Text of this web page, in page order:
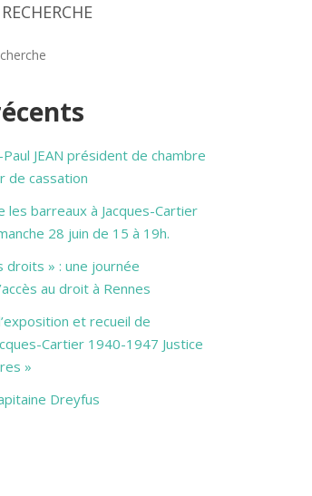
RECHERCHE
JEAN président de chambre
de cassation
les barreaux à Jacques-Cartier
28 juin de 15 à 19h.
droits » : une journée
au droit à Rennes
et recueil de
Cartier 1940-1947 Justice
»
Dreyfus